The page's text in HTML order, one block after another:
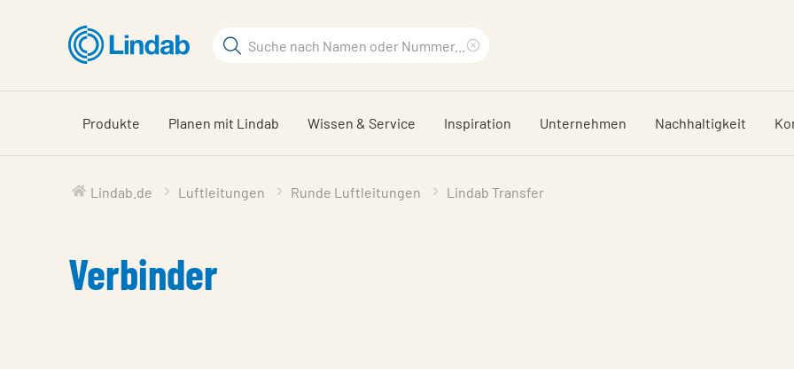
Hauptinhalt
Suchbegriff
durchsuchen
löschen
Produkte Planen mit Lindab Wissen & Service Inspiration Unternehmen Nachhaltigkeit
Lindab.de Luftleitungen Runde Luftleitungen Lindab Transfer
Verbinder